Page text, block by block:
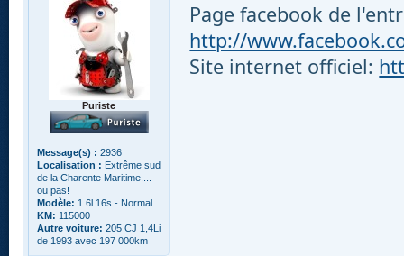
Puriste
Message(s) : 2936
Localisation : Extrême sud
de la Charente Maritime....
ou pas!
Modèle: 1.6l 16s - Normal
KM: 115000
Autre voiture: 205 CJ 1,4Li
de 1993 avec 197 000km
Page facebook de
http://
Site internet officiel: